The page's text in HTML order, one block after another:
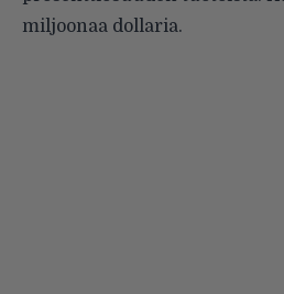
miljoonaa dollaria.